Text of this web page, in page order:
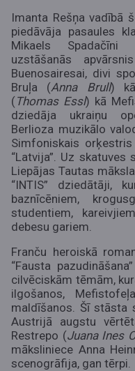
Imanta Rešņa vadībā
piedāvāja pasaules
Mikaels Spadačīni
uzstāšanās
Buenosairesai, divi
Bruļa (Anna Brull)
( Thomas Essl) kā
dziedāja ukraiņu
Berlioza muzikālo
Simfoniskais
“Latvija”. Uz
Liepājas Tautas
“INTIS” dziedātāji,
baznīcēniem,
studentiem,
debesu gariem.
Franču heroiskā
“Fausta
cilvēciskām tēmām,
ilgošanos,
maldīšanos. Šī stāsta
Austrijā augstu
Restrepo (Juana Ines
māksliniece Anna
scenogrāfija, gan tērpi.